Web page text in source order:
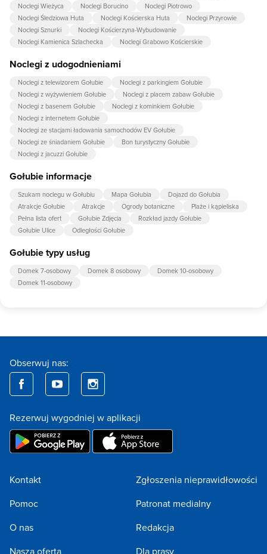
Noclegi Wieżyca
Noclegi Borucino
Noclegi Piotrowo
Noclegi Śledziowa Huta
Noclegi Kościerska Huta
Noclegi Przyrowie
Noclegi Sznurki
Noclegi Kościerzyna-Wybudowanie
Noclegi Kamienica Szlachecka
Noclegi Grabowo Kościerskie
Noclegi z udogodnieniami
Noclegi z telewizorem Gołubie
Noclegi z parkingiem Gołubie
Noclegi z wyżywieniem Gołubie
Noclegi z placem zabaw Gołubie
Noclegi z basenem Gołubie
Noclegi z kominkiem Gołubie
Noclegi z internetem Gołubie
Noclegi ze stacjami ładowania samochodów EV Gołubie
Noclegi ze śniadaniem Gołubie
Bon turystyczny Gołubie
Noclegi z jacuzzi Gołubie
Gołubie informacje
Szukam noclegu w Gołubiu Mapa Gołubia
Dojazd do Gołubia
Atrakcje Gołubie
Atrakcje Ogrody botaniczne
Plaże i kąpieliska
Pełna lista ofert
Gołubie Zdjęcia
Rozkład jazdy Gołubie
Gołubie Ulice
Odległości Gołubie
Gołubie typy usług
Domek 7-osobowy Domek 8 osobowy
Domek 10-osobowy
Domek 11-osobowy
Obserwuj nas:
Rezerwuj wygodniej w aplikacji
Kontakt
Pomoc
O nas
Nasza oferta
Zgłoszenia nieprawidłowości
Patronat medialny
Redakcja
Dla prasy